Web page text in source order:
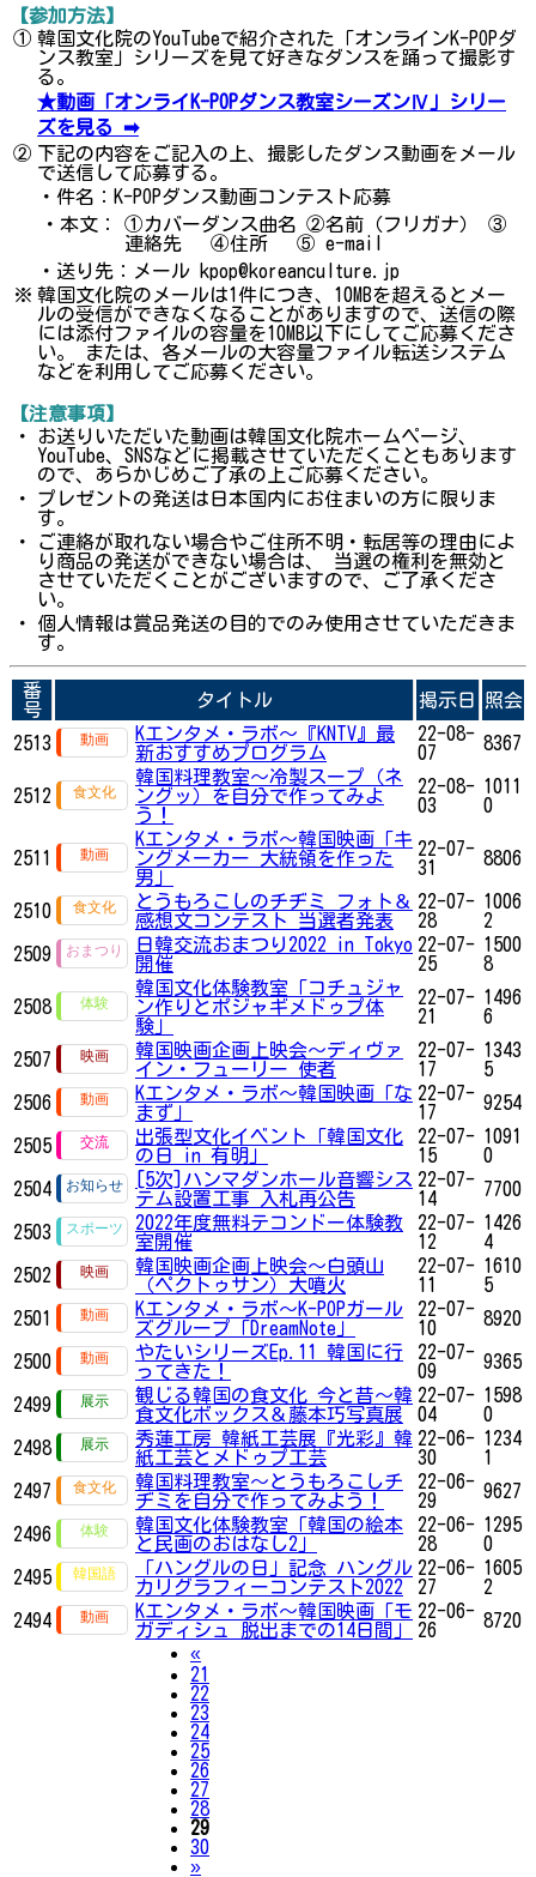
【参加方法】
① 韓国文化院のYouTubeで紹介された「オンラインK-POPダ
ンス教室」シリーズを見て好きなダンスを踊って撮影す
る。
★動画「オンライK-POPダンス教室シーズンⅣ」シリー
ズを見る ➡
② 下記の内容をご記入の上、撮影したダンス動画をメール
で送信して応募する。
・件名：K-POPダンス動画コンテスト応募
・本文：
①カバーダンス曲名 ②名前（フリガナ） ③
連絡先 ④住所 ⑤ e-mail
・送り先：メール kpop@koreanculture.jp
※ 韓国文化院のメールは1件につき、10MBを超えるとメー
ルの受信ができなくなることがありますので、送信の際
には添付ファイルの容量を10MB以下にしてご応募くださ
い。 または、各メールの大容量ファイル転送システム
などを利用してご応募ください。
【注意事項】
・
お送りいただいた動画は韓国文化院ホームページ、
YouTube、SNSなどに掲載させていただくこともあります
ので、あらかじめご了承の上ご応募ください。
・
プレゼントの発送は日本国内にお住まいの方に限りま
す。
・
ご連絡が取れない場合やご住所不明・転居等の理由によ
り商品の発送ができない場合は、 当選の権利を無効と
させていただくことがございますので、ご了承くださ
い。
・
個人情報は賞品発送の目的でのみ使用させていただきま
す。
番
号
タイトル 掲示日 照会
2513
Kエンタメ・ラボ～『KNTV』最
新おすすめプログラム
22-08-
07
8367
2512
韓国料理教室〜冷製スープ（ネ
ングッ）を自分で作ってみよ
う！
22-08-
03
1011
0
2511
Kエンタメ・ラボ～韓国映画「キ
ングメーカー 大統領を作った
男」
22-07-
31
8806
2510
とうもろこしのチヂミ フォト＆
感想文コンテスト 当選者発表
22-07-
28
1006
2
2509
日韓交流おまつり2022 in Tokyo
開催
22-07-
25
1500
8
2508
韓国文化体験教室「コチュジャ
ン作りとポジャギメドゥプ体
験」
22-07-
21
1496
6
2507
韓国映画企画上映会～ディヴァ
イン・フューリー 使者
22-07-
17
1343
5
2506
Kエンタメ・ラボ～韓国映画「な
まず」
22-07-
17
9254
2505
出張型文化イベント「韓国文化
の日 in 有明」
22-07-
15
1091
0
2504
[5次]ハンマダンホール音響シス
テム設置工事 入札再公告
22-07-
14
7700
2503
2022年度無料テコンドー体験教
室開催
22-07-
12
1426
4
2502
韓国映画企画上映会～白頭山
（ペクトゥサン）大噴火
22-07-
11
1610
5
2501
Kエンタメ・ラボ～K-POPガール
ズグループ「DreamNote」
22-07-
10
8920
2500
やたいシリーズEp.11 韓国に行
ってきた！
22-07-
09
9365
2499
観じる韓国の食文化 今と昔～韓
食文化ボックス＆藤本巧写真展
22-07-
04
1598
0
2498
秀蓮工房 韓紙工芸展『光彩』韓
紙工芸とメドゥプ工芸
22-06-
30
1234
1
2497
韓国料理教室〜とうもろこしチ
ヂミを自分で作ってみよう！
22-06-
29
9627
2496
韓国文化体験教室「韓国の絵本
と民画のおはなし2」
22-06-
28
1295
0
2495
「ハングルの日」記念 ハングル
カリグラフィーコンテスト2022
22-06-
27
1605
2
2494
Kエンタメ・ラボ～韓国映画「モ
ガディシュ 脱出までの14日間」
22-06-
26
8720
«Previous
21
22
23
24
25
26
27
28
29
30
»Next